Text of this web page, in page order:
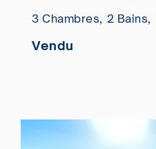
3 Chambres, 2 Bains,
Vendu